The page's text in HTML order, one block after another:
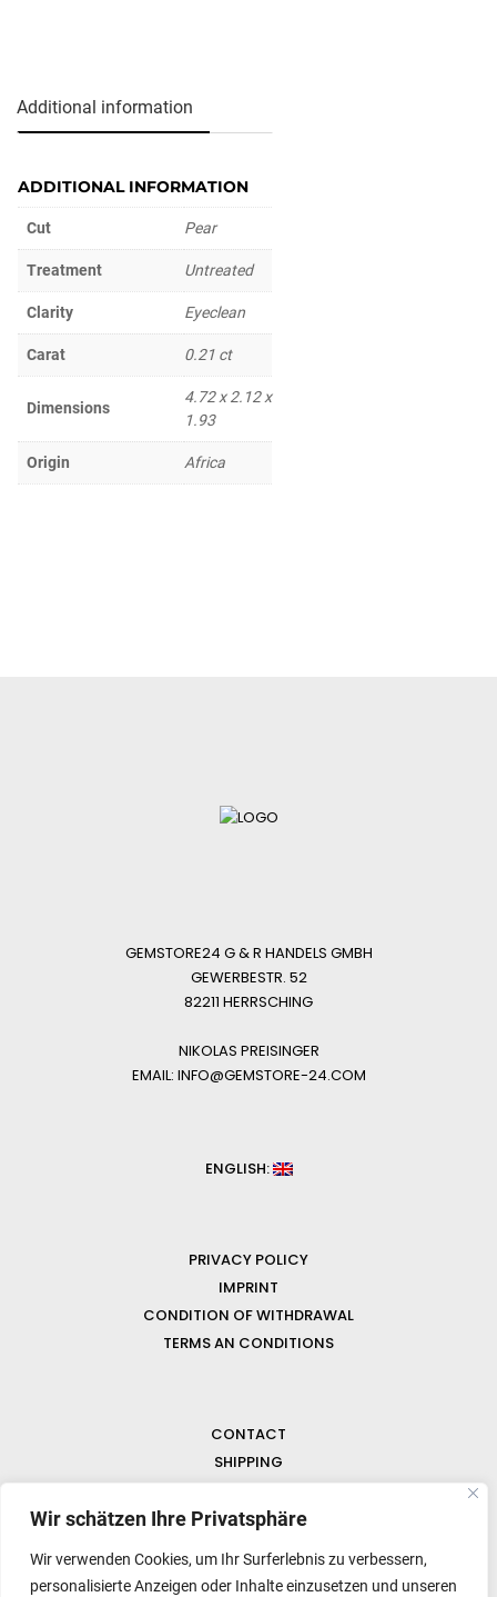
Wir schätzen Ihre Privatsphäre
Wir verwenden Cookies, um Ihr Surferlebnis zu verbessern,
personalisierte Anzeigen oder Inhalte einzusetzen und unseren
Additional information
ADDITIONAL INFORMATION
Cut Pear
Treatment Untreated
Clarity Eyeclean
Carat 0.21 ct
Dimensions
4.72 x 2.12 x
1.93
Origin Africa
GEMSTORE24 G & R HANDELS GMBH
GEWERBESTR. 52
82211 HERRSCHING
NIKOLAS PREISINGER
EMAIL: INFO@GEMSTORE-24.COM
ENGLISH:
PRIVACY POLICY
IMPRINT
CONDITION OF WITHDRAWAL
TERMS AN CONDITIONS
CONTACT
SHIPPING
FAQ
NEWS & GEMSTONES